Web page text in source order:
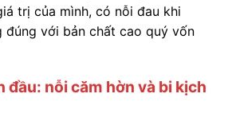
trị của mình, có nỗi đau khi
đúng với bản chất cao quý vốn
đầu: nỗi căm hờn và bi kịch